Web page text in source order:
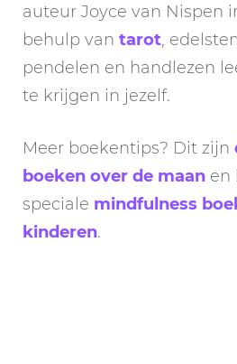
auteur Joyce van Nispen
behulp van tarot,
pendelen en handlezen
te krijgen in jezelf.
Meer boekentips? Dit zijn
boeken over de maan en
speciale mindfulness
kinderen.